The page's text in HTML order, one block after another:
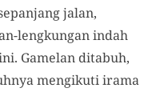
jalan,
lengkungan indah
Gamelan ditabuh,
mengikuti irama